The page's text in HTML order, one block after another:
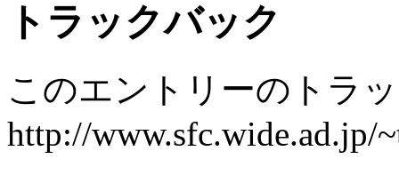
トラックバック
このエントリーのトラ
http://www.sfc.wide.ad.jp/